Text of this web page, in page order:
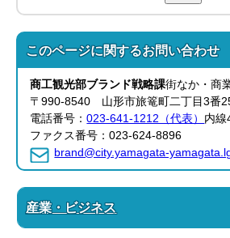
このページに関するお問い合わせ
商工観光部ブランド戦略課街なか・商
〒990-8540 山形市旅篭町二丁目3番
電話番号：023-641-1212（代表） 内線
ファクス番号：023-624-8896
brand@city.yamagata-
産業・ビジネス